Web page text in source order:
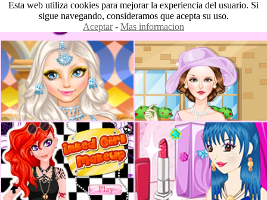
Esta web utiliza cookies para mejorar la experiencia del usuario. Si
sigue navegando, consideramos que acepta su uso.
Aceptar- Mas informacion